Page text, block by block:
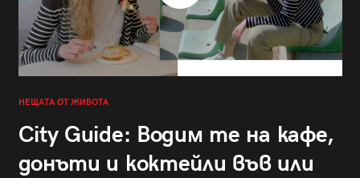
НЕЩАТА ОТ ЖИВОТА
City Guide: Водим те на кафе,
донъти и коктейли във или